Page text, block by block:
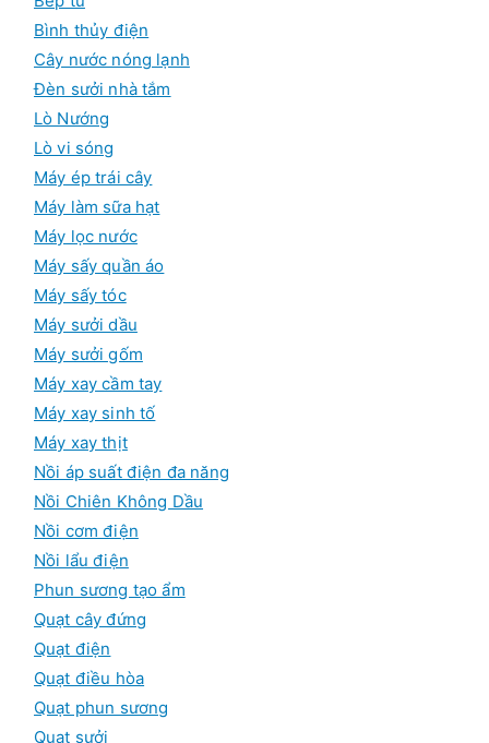
Bình thủy điện
Cây nước nóng lạnh
Đèn sưởi nhà tắm
Lò Nướng
Lò vi sóng
Máy ép trái cây
Máy làm sữa hạt
Máy lọc nước
Máy sấy quần áo
Máy sấy tóc
Máy sưởi dầu
Máy sưởi gốm
Máy xay cầm tay
Máy xay sinh tố
Máy xay thịt
Nồi áp suất điện đa năng
Nồi Chiên Không Dầu
Nồi cơm điện
Nồi lẩu điện
Phun sương tạo ẩm
Quạt cây đứng
Quạt điện
Quạt điều hòa
Quạt phun sương
Quạt sưởi